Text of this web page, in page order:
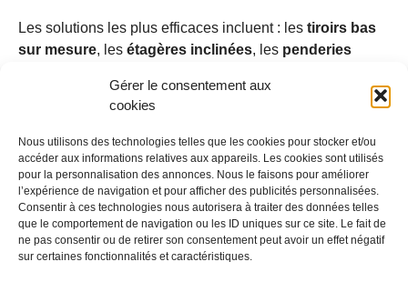
Gérer le consentement aux
cookies
Nous utilisons des technologies telles que les cookies pour stocker et/ou
accéder aux informations relatives aux appareils. Les cookies sont utilisés
pour la personnalisation des annonces. Nous le faisons pour améliorer
l’expérience de navigation et pour afficher des publicités personnalisées.
Consentir à ces technologies nous autorisera à traiter des données telles
que le comportement de navigation ou les ID uniques sur ce site. Le fait de
ne pas consentir ou de retirer son consentement peut avoir un effet négatif
sur certaines fonctionnalités et caractéristiques.
Les solutions les plus efficaces incluent : les tiroirs bas
sur mesure, les étagères inclinées, les penderies
. L’objectif est de s’adapter à la
tout en gardant un accès simple et fluide à l’ensemble
du contenu.
Comment optimiser l’espace
sous pente avec un dressing